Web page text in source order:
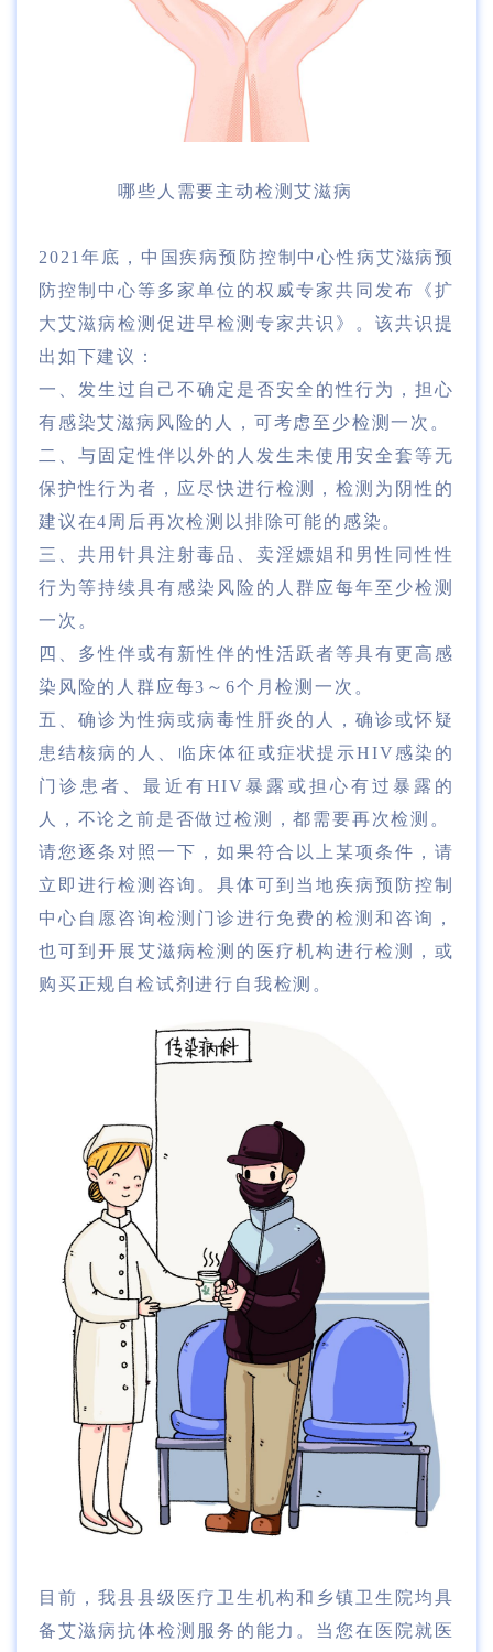
哪些人需要主动检测艾滋病
2021年底，中国疾病预防控制中心性病艾滋病预
防控制中心等多家单位的权威专家共同发布《扩
大艾滋病检测促进早检测专家共识》。该共识提
出如下建议：
一、发生过自己不确定是否安全的性行为，担心
有感染艾滋病风险的人，可考虑至少检测一次。
二、与固定性伴以外的人发生未使用安全套等无
保护性行为者，应尽快进行检测，检测为阴性的
建议在4周后再次检测以排除可能的感染。
三、共用针具注射毒品、卖淫嫖娼和男性同性性
行为等持续具有感染风险的人群应每年至少检测
一次。
四、多性伴或有新性伴的性活跃者等具有更高感
染风险的人群应每3～6个月检测一次。
五、确诊为性病或病毒性肝炎的人，确诊或怀疑
患结核病的人、临床体征或症状提示HIV感染的
门诊患者、最近有HIV暴露或担心有过暴露的
人，不论之前是否做过检测，都需要再次检测。
请您逐条对照一下，如果符合以上某项条件，请
立即进行检测咨询。具体可到当地疾病预防控制
中心自愿咨询检测门诊进行免费的检测和咨询，
也可到开展艾滋病检测的医疗机构进行检测，或
购买正规自检试剂进行自我检测。
目前，我县县级医疗卫生机构和乡镇卫生院均具
备艾滋病抗体检测服务的能力。当您在医院就医